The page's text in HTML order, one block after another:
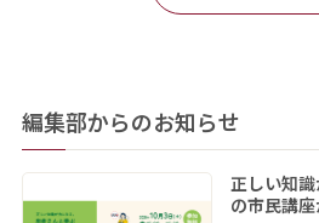
編集部からのお知らせ
正しい知
の市民講